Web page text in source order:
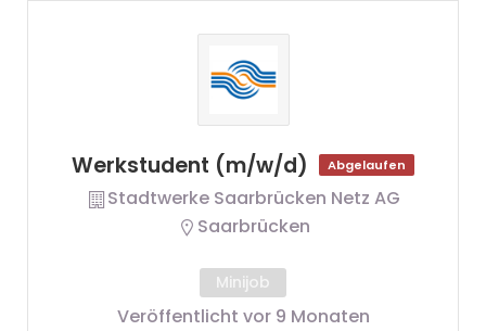
Werkstudent (m/w/d) Abgelaufen
Stadtwerke Saarbrücken Netz AG
Saarbrücken
Minijob
Veröffentlicht vor 9 Monaten